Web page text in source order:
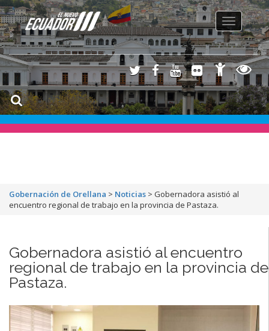
Toggle
navigation
Gobernación de Orellana > Noticias > Gobernadora asistió al
encuentro regional de trabajo en la provincia de Pastaza.
Gobernadora asistió al encuentro
regional de trabajo en la provincia de
Pastaza.